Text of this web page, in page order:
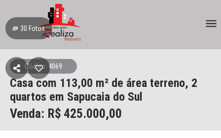
30 Fotos
Código: 4069
Casa com 113,00 m² de área terreno, 2
quartos em Sapucaia do Sul
Venda: R$ 425.000,00